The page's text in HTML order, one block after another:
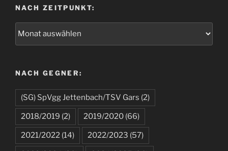
NACH ZEITPUNKT:
NACH GEGNER:
(SG) SpVgg Jettenbach/TSV Gars (2)
2018/2019 (2) 2019/2020 (66)
2021/2022 (14) 2022/2023 (57)